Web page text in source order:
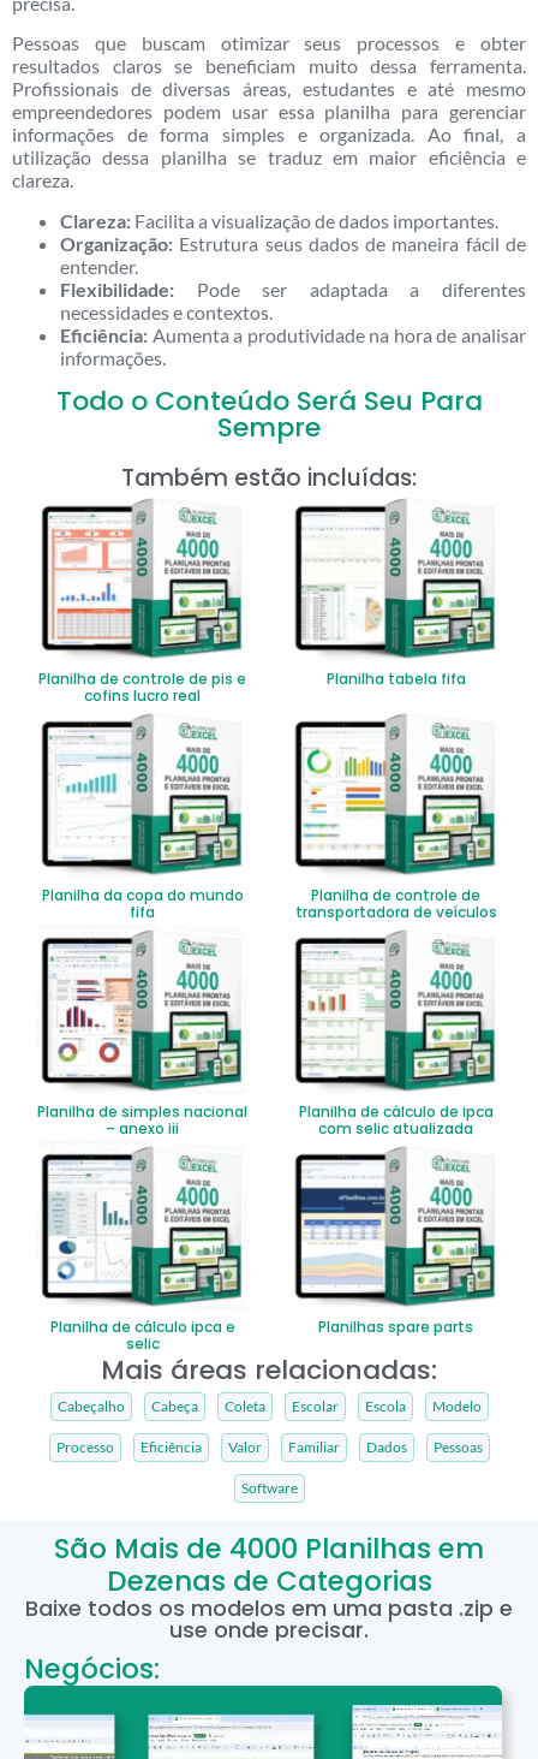
Pessoas que buscam otimizar seus processos e obter
resultados claros se beneficiam muito dessa ferramenta.
Profissionais de diversas áreas, estudantes e até mesmo
empreendedores podem usar essa planilha para gerenciar
informações de forma simples e organizada. Ao final, a
utilização dessa planilha se traduz em maior eficiência e
clareza.
Clareza: Facilita a visualização de dados importantes.
Organização: Estrutura seus dados de maneira fácil de
entender.
Flexibilidade: Pode ser adaptada a diferentes
necessidades e contextos.
Eficiência: Aumenta a produtividade na hora de analisar
informações.
Todo o Conteúdo Será Seu Para
Sempre
Também estão incluídas:
Planilha de controle de pis e
cofins lucro real
Planilha tabela fifa
Planilha da copa do mundo
fifa
Planilha de controle de
transportadora de veículos
Planilha de simples nacional
– anexo iii
Planilha de cálculo de ipca
com selic atualizada
Planilha de cálculo ipca e
selic
Planilhas spare parts
Mais áreas relacionadas:
Cabeçalho Cabeça Coleta Escolar Escola Modelo
Processo Eficiência Valor Familiar Dados Pessoas
Software
São Mais de 4000 Planilhas em
Dezenas de Categorias
Baixe todos os modelos em uma pasta .zip e
use onde precisar.
Negócios: